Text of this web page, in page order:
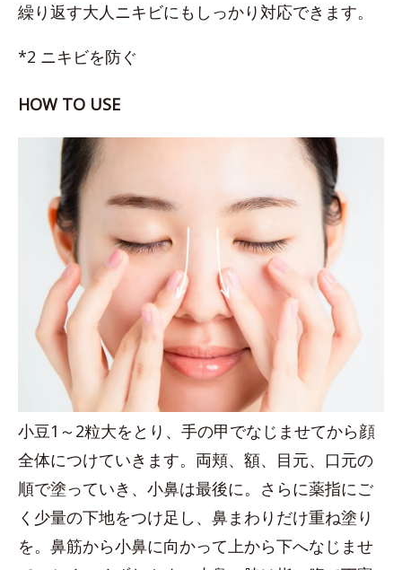
繰り返す大人ニキビにもしっかり対応できます。
*2 ニキビを防ぐ
HOW TO USE
小豆1～2粒大をとり、手の甲でなじませてから顔
全体につけていきます。両頬、額、目元、口元の
順で塗っていき、小鼻は最後に。さらに薬指にご
く少量の下地をつけ足し、鼻まわりだけ重ね塗り
を。鼻筋から小鼻に向かって上から下へなじませ